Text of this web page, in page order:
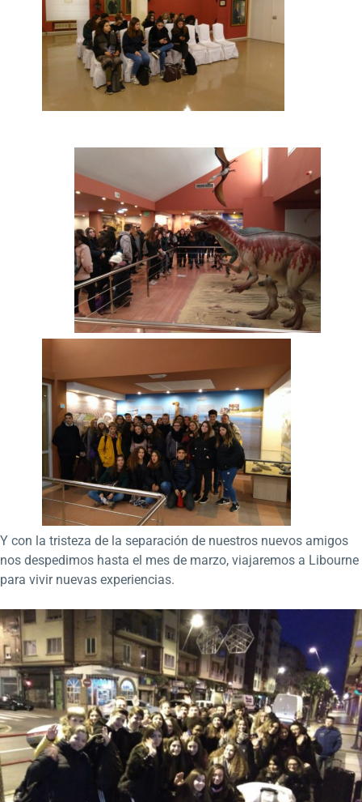
Y con la tristeza de la separación de nuestros nuevos amigos
nos despedimos hasta el mes de marzo, viajaremos a Libourne
para vivir nuevas experiencias.